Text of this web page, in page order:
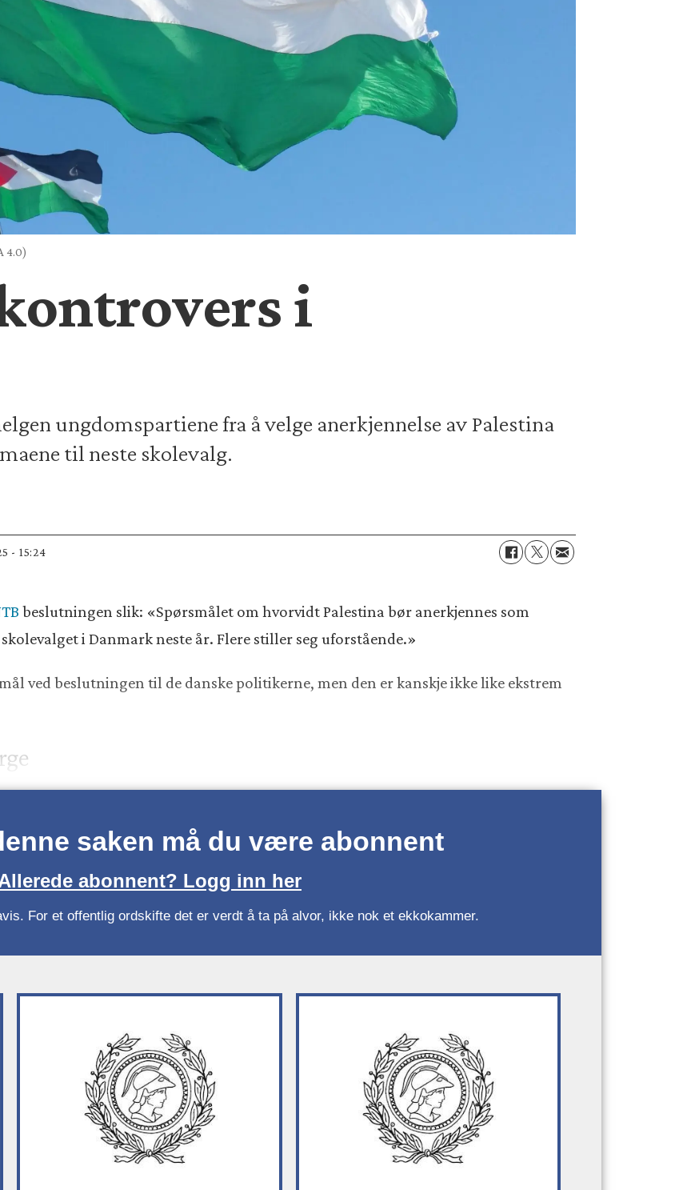
4.0)
i
ungdomspartiene fra å velge anerkjennelse av Palestina
til neste skolevalg.
- 15:24
beslutningen slik: «Spørsmålet om hvorvidt Palestina bør anerkjennes som
i Danmark neste år. Flere stiller seg uforstående.»
ved beslutningen til de danske politikerne, men den er kanskje ikke like ekstrem
saken må du være abonnent
abonnent? Logg inn her
For et offentlig ordskifte det er verdt å ta på alvor, ikke nok et ekkokammer.